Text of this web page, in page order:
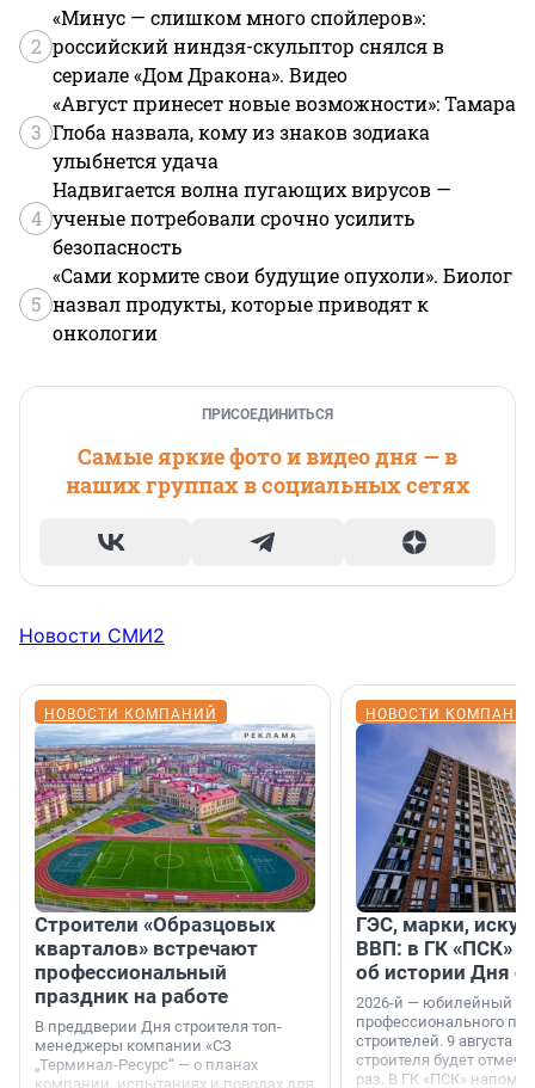
2
«Минус — слишком много спойлеров»:
российский ниндзя-скульптор снялся в
сериале «Дом Дракона». Видео
3
«Август принесет новые возможности»: Тамара
Глоба назвала, кому из знаков зодиака
улыбнется удача
4
Надвигается волна пугающих вирусов —
ученые потребовали срочно усилить
безопасность
5
«Сами кормите свои будущие опухоли». Биолог
назвал продукты, которые приводят к
онкологии
ПРИСОЕДИНИТЬСЯ
Самые яркие фото и видео дня — в
наших группах в социальных сетях
Новости СМИ2
НОВОСТИ КОМПАНИЙ
Строители «Образцовых
кварталов» встречают
профессиональный
праздник на работе
В преддверии Дня строителя топ-
менеджеры компании «СЗ
„Терминал-Ресурс“ — о планах
компании, испытаниях и поводах для
НОВОСТИ
ГЭС, марки,
ВВП: в ГК «ПСК»
об истории Дня
2026-й — юбилейный
профессионального
строителей. 9 августа
строителя будет
раз. В ГК «ПСК»